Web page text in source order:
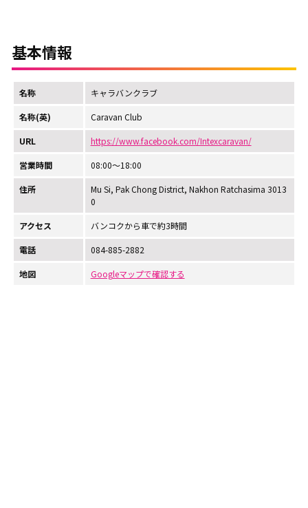
基本情報
名称 キャラバンクラブ
名称(英) Caravan Club
URL https://www.facebook.com/Intexcaravan/
営業時間 08:00～18:00
住所
Mu Si, Pak Chong District, Nakhon Ratchasima 3013
0
アクセス バンコクから車で約3時間
電話 084-885-2882
地図 Googleマップで確認する